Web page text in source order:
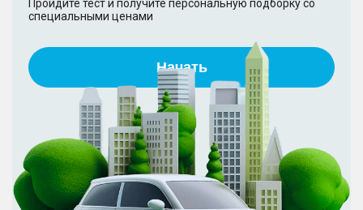
Пройдите тест и получите персональную подборку со
специальными ценами
Начать